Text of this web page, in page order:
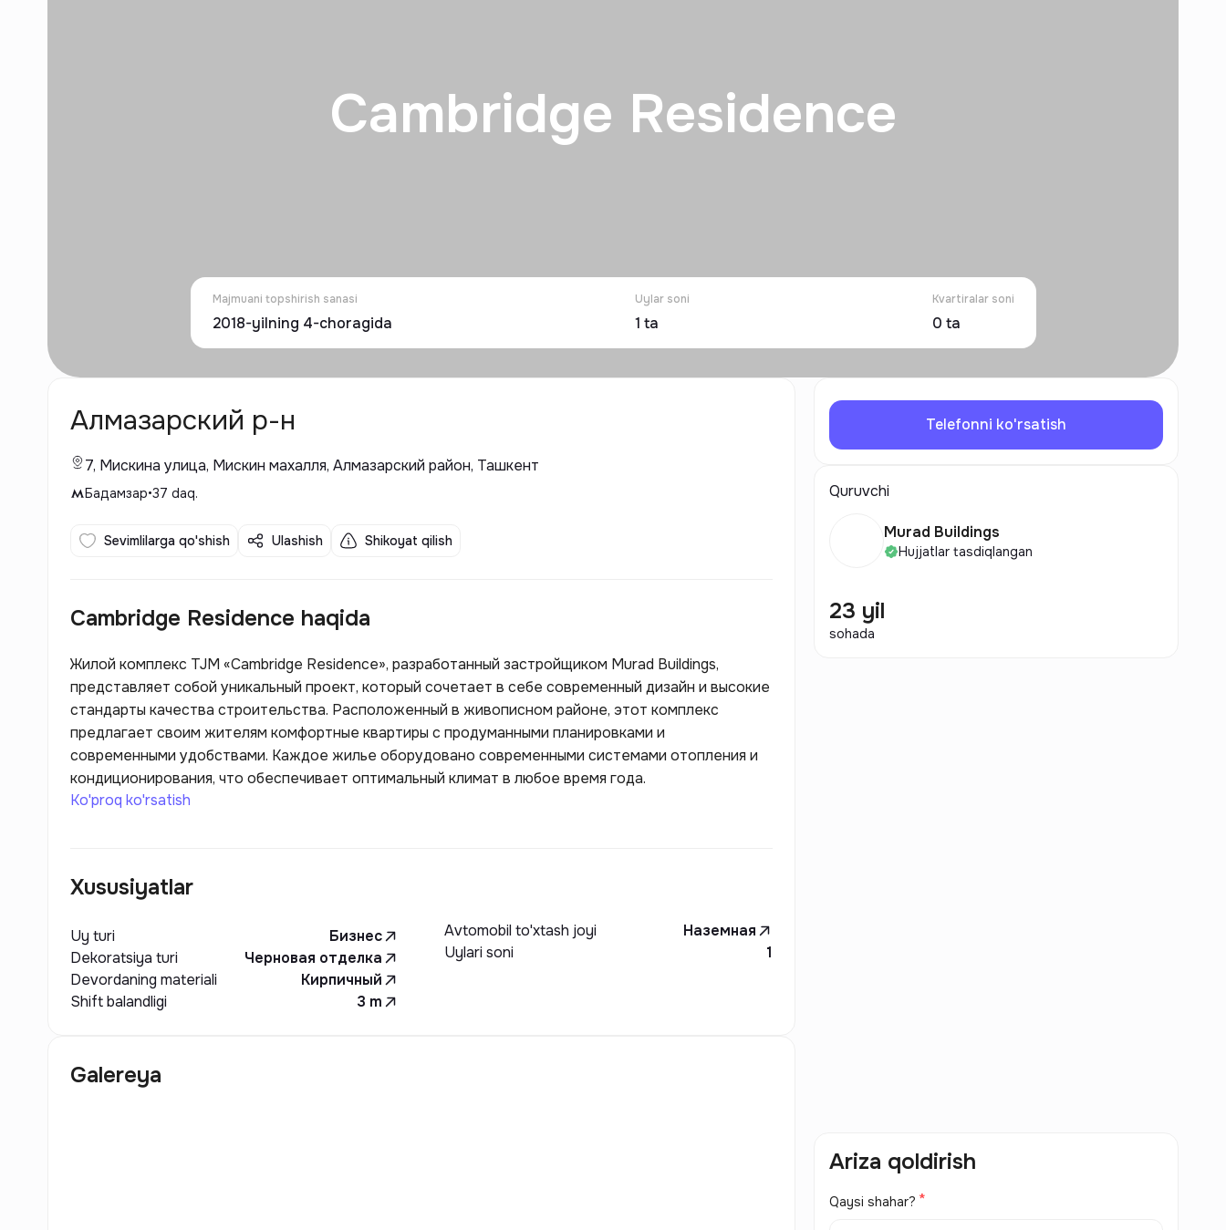
Cambridge Residence
Majmuani topshirish sanasi
2018-yilning 4-choragida
Uylar soni
1 ta
Kvartiralar soni
0 ta
Алмазарский р-н
7, Мискина улица, Мискин махалля, Алмазарский район, Ташкент
Бадамзар•37 daq.
Sevimlilarga qo'shish Ulashish Shikoyat qilish
Cambridge Residence haqida
Жилой комплекс TJM «Cambridge Residence», разработанный застройщиком Murad Buildings,
представляет собой уникальный проект, который сочетает в себе современный дизайн и высокие
стандарты качества строительства. Расположенный в живописном районе, этот комплекс
предлагает своим жителям комфортные квартиры с продуманными планировками и
современными удобствами. Каждое жилье оборудовано современными системами отопления и
кондиционирования, что обеспечивает оптимальный климат в любое время года.
Ko'proq ko'rsatish
Xususiyatlar
Uy turi
Бизнес
Dekoratsiya turi
Черновая отделка
Devordaning materiali
Кирпичный
Shift balandligi
3 m
Avtomobil to'xtash joyi
Наземная
Uylari soni
1
Galereya
Telefonni ko'rsatish
Quruvchi
Murad Buildings
Hujjatlar tasdiqlangan
23 yil
sohada
Ariza qoldirish
Qaysi shahar?